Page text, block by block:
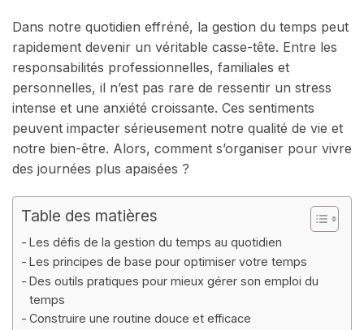
Dans notre quotidien effréné, la gestion du temps peut
rapidement devenir un véritable casse-tête. Entre les
responsabilités professionnelles, familiales et
personnelles, il n’est pas rare de ressentir un stress
intense et une anxiété croissante. Ces sentiments
peuvent impacter sérieusement notre qualité de vie et
notre bien-être. Alors, comment s’organiser pour vivre
des journées plus apaisées ?
Table des matières
Les défis de la gestion du temps au quotidien
Les principes de base pour optimiser votre temps
Des outils pratiques pour mieux gérer son emploi du
temps
Construire une routine douce et efficace